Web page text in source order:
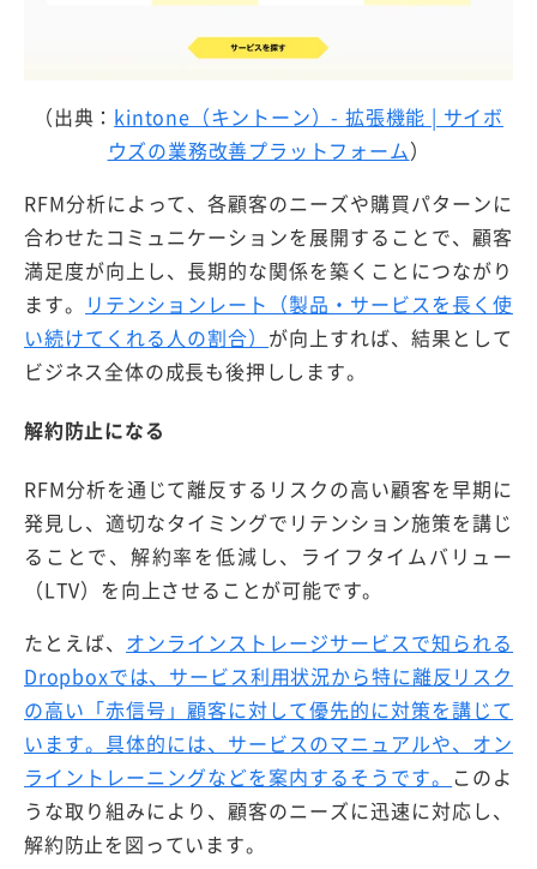
（出典： kintone（キントーン）- 拡張機能 | サイボ
ウズの業務改善プラットフォーム）
RFM分析によって、各顧客のニーズや購買パターンに
合わせたコミュニケーションを展開することで、顧客
満足度が向上し、長期的な関係を築くことにつながり
ます。 リテンションレート（製品・サービスを長く使
い続けてくれる人の割合） が向上すれば、結果として
ビジネス全体の成長も後押しします。
解約防止になる
RFM分析を通じて離反するリスクの高い顧客を早期に
発見し、適切なタイミングでリテンション施策を講じ
ることで、解約率を低減し、ライフタイムバリュー
（LTV）を向上させることが可能です。
たとえば、 オンラインストレージサービスで知られる
Dropboxでは、サービス利用状況から特に離反リスク
の高い「赤信号」顧客に対して優先的に対策を講じて
います。具体的には、サービスのマニュアルや、オン
ライントレーニングなどを案内するそうです。 このよ
うな取り組みにより、顧客のニーズに迅速に対応し、
解約防止を図っています。